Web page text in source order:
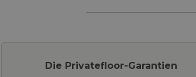
Die Privatefloor-Garantien